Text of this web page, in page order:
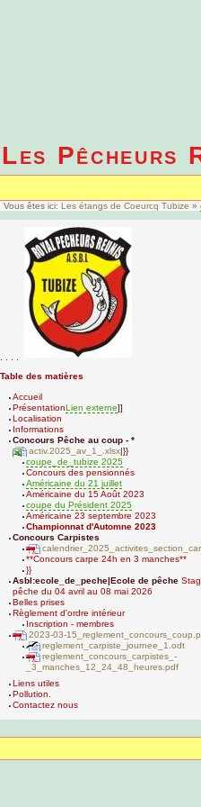
Les Pêcheurs
Vous êtes ici: Les étangs de Coeurcq Tubize »
Table des matières
Accueil
PrésentationLien externe]]
Localisation
Informations
Concours Pêche au coup - *
activ.2025_av_1_.xlsx |}}
coupe_de_tubize 2025
Concours des pensionnés
Américaine du 21 juillet
Américaine du 15 Août 2023
coupe du Président 2025
Américaine 23 septembre 2023
Championnat d'Automne 2023
Concours Carpistes
**Concours carpe 24h en 3 manches**
}}
Asbl:ecole_de_peche|Ecole de pêche
pêche du 04 avril au 08 mai 2026
Belles prises
Règlement d'ordre intérieur
Inscription - membres
2023-03-
reglement_carpiste_journee_1.odt
reglement_concours_carpistes_-
_3_manches_12_24_48_heures.pdf
Liens utiles
Pollution.
Contactez nous